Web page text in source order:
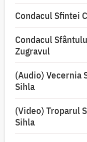
Condacul Sfintei
Condacul
Zugravul
(Audio) Vecernia
Sihla
(Video) Troparul
Sihla